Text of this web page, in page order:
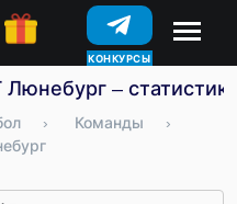
КОНКУРСЫ
–
› Команды
›